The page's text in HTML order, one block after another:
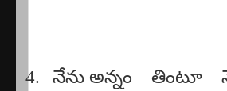
4. నేను అన్నం తింటూ